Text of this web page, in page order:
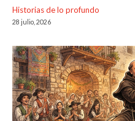
Historias de lo profundo
28 julio, 2026